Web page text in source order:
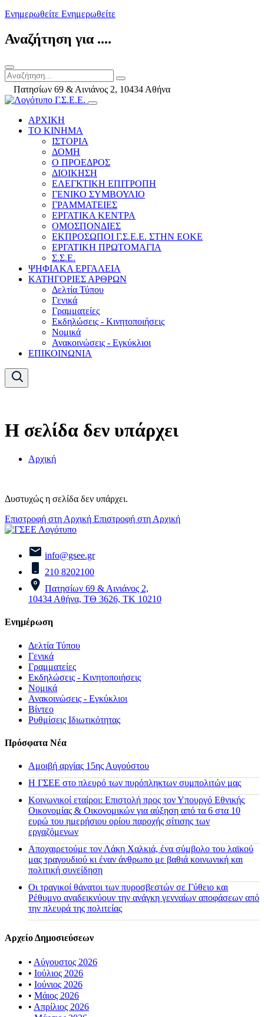
Ενημερωθείτε Ενημερωθείτε
Αναζήτηση για ....
Πατησίων 69 & Αινιάνος 2, 10434 Αθήνα
ΑΡΧΙΚΗ
ΤΟ ΚΙΝΗΜΑ
ΙΣΤΟΡΙΑ
ΔΟΜΗ
Ο ΠΡΟΕΔΡΟΣ
ΔΙΟΙΚΗΣΗ
ΕΛΕΓΚΤΙΚΗ ΕΠΙΤΡΟΠΗ
ΓΕΝΙΚΟ ΣΥΜΒΟΥΛΙΟ
ΓΡΑΜΜΑΤΕΙΕΣ
ΕΡΓΑΤΙΚΑ ΚΕΝΤΡΑ
ΟΜΟΣΠΟΝΔΙΕΣ
ΕΚΠΡΟΣΩΠΟΙ Γ.Σ.Ε.Ε. ΣΤΗΝ ΕΟΚΕ
ΕΡΓΑΤΙΚΗ ΠΡΩΤΟΜΑΓΙΑ
Σ.Σ.Ε.
ΨΗΦΙΑΚΑ ΕΡΓΑΛΕΙΑ
ΚΑΤΗΓΟΡΙΕΣ ΑΡΘΡΩΝ
Δελτία Τύπου
Γενικά
Γραμματείες
Εκδηλώσεις - Κινητοποιήσεις
Νομικά
Ανακοινώσεις - Εγκύκλιοι
ΕΠΙΚΟΙΝΩΝΙΑ
Η σελίδα δεν υπάρχει
Αρχική
Δυστυχώς η σελίδα δεν υπάρχει.
Επιστροφή στη Αρχική Επιστροφή στη Αρχική
info@gsee.gr
210 8202100
Πατησίων 69 & Αινιάνος 2,
10434 Αθήνα, ΤΘ 3626, ΤΚ 10210
Ενημέρωση
Δελτία Τύπου
Γενικά
Γραμματείες
Εκδηλώσεις - Κινητοποιήσεις
Νομικά
Ανακοινώσεις - Εγκύκλιοι
Βίντεο
Ρυθμίσεις Ιδιωτικότητας
Πρόσφατα Νέα
Αμοιβή αργίας 15ης Αυγούστου
H ΓΣΕΕ στο πλευρό των πυρόπληκτων συμπολιτών μας
Κοινωνικοί εταίροι: Επιστολή προς τον Υπουργό Εθνικής
Οικονομίας & Οικονομικών για αύξηση από τα 6 στα 10
ευρώ του ημερήσιου ορίου παροχής σίτισης των
εργαζόμενων
Αποχαιρετούμε τον Λάκη Χαλκιά, ένα σύμβολο του λαϊκού
μας τραγουδιού κι έναν άνθρωπο με βαθιά κοινωνική και
πολιτική συνείδηση
Οι τραγικοί θάνατοι των πυροσβεστών σε Γύθειο και
Ρέθυμνο αναδεικνύουν την ανάγκη γενναίων αποφάσεων από
την πλευρά της πολιτείας
Αρχείο Δημοσιεύσεων
• Αύγουστος 2026
• Ιούλιος 2026
• Ιούνιος 2026
• Μάιος 2026
• Απρίλιος 2026